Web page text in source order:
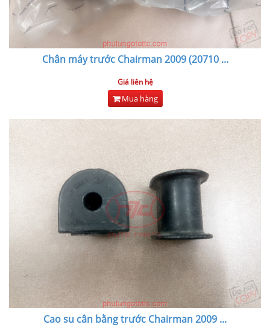
Chân máy trước Chairman 2009 (20710...
Giá liên hệ
Mua hàng
Cao su cân bằng trước Chairman 2009 ...